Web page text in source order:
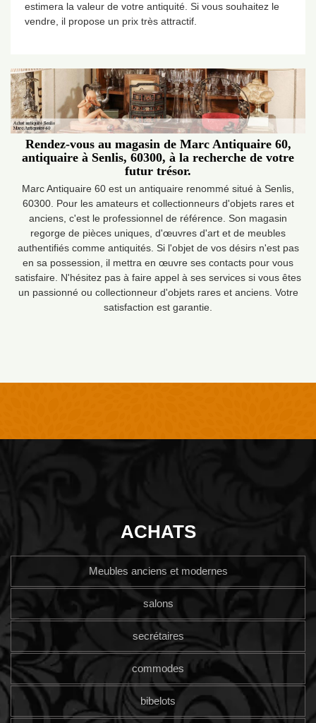
estimera la valeur de votre antiquité. Si vous souhaitez le
vendre, il propose un prix très attractif.
Rendez-vous au magasin de Marc Antiquaire 60,
antiquaire à Senlis, 60300, à la recherche de votre
futur trésor.
Marc Antiquaire 60 est un antiquaire renommé situé à Senlis,
60300. Pour les amateurs et collectionneurs d'objets rares et
anciens, c'est le professionnel de référence. Son magasin
regorge de pièces uniques, d'œuvres d'art et de meubles
authentifiés comme antiquités. Si l'objet de vos désirs n'est pas
en sa possession, il mettra en œuvre ses contacts pour vous
satisfaire. N'hésitez pas à faire appel à ses services si vous êtes
un passionné ou collectionneur d'objets rares et anciens. Votre
satisfaction est garantie.
ACHATS
Meubles anciens et modernes
salons
secrétaires
commodes
bibelots